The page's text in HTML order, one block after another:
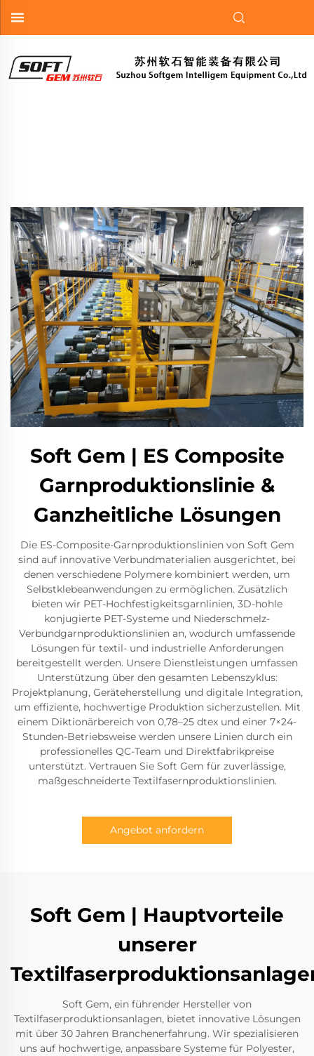
Soft Gem | ES Composite
Garnproduktionslinie &
Ganzheitliche Lösungen
Die ES-Composite-Garnproduktionslinien von Soft Gem
sind auf innovative Verbundmaterialien ausgerichtet, bei
denen verschiedene Polymere kombiniert werden, um
Selbstklebeanwendungen zu ermöglichen. Zusätzlich
bieten wir PET-Hochfestigkeitsgarnlinien, 3D-hohle
konjugierte PET-Systeme und Niederschmelz-
Verbundgarnproduktionslinien an, wodurch umfassende
Lösungen für textil- und industrielle Anforderungen
bereitgestellt werden. Unsere Dienstleistungen umfassen
Unterstützung über den gesamten Lebenszyklus:
Projektplanung, Geräteherstellung und digitale Integration,
um effiziente, hochwertige Produktion sicherzustellen. Mit
einem Diktionärbereich von 0,78–25 dtex und einer 7×24-
Stunden-Betriebsweise werden unsere Linien durch ein
professionelles QC-Team und Direktfabrikpreise
unterstützt. Vertrauen Sie Soft Gem für zuverlässige,
maßgeschneiderte Textilfasernproduktionslinien.
Angebot anfordern
Soft Gem | Hauptvorteile
unserer
Soft Gem, ein führender Hersteller von
Textilfaserproduktionsanlagen, bietet innovative Lösungen
mit über 30 Jahren Branchenerfahrung. Wir spezialisieren
uns auf hochwertige, anpassbare Systeme für Polyester,